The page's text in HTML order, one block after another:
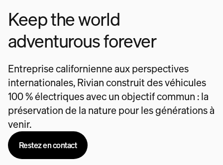
Keep the world
adventurous forever
Entreprise californienne aux perspectives
internationales, Rivian construit des véhicules
100 % électriques avec un objectif commun : la
préservation de la nature pour les générations à
venir.
Restez en contact